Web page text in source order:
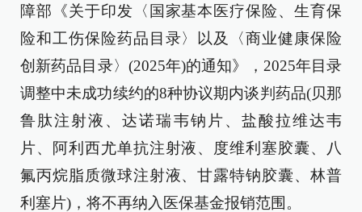
障部《关于印发〈国家基本医疗保险、生育保
险和工伤保险药品目录〉以及〈商业健康保险
创新药品目录〉(2025年)的通知》，2025年目录
调整中未成功续约的8种协议期内谈判药品(贝那
鲁肽注射液、达诺瑞韦钠片、盐酸拉维达韦
片、阿利西尤单抗注射液、度维利塞胶囊、八
氟丙烷脂质微球注射液、甘露特钠胶囊、林普
利塞片)，将不再纳入医保基金报销范围。